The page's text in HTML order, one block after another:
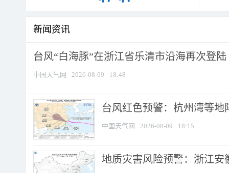
新闻资讯
台风“白海豚”在浙江省乐清市沿海再次登陆
中国天气网 2026-08-09 18:48
台风红色预警：杭州湾等地
中国天气网 2026-08-09 18:15
地质灾害风险预警：浙江安